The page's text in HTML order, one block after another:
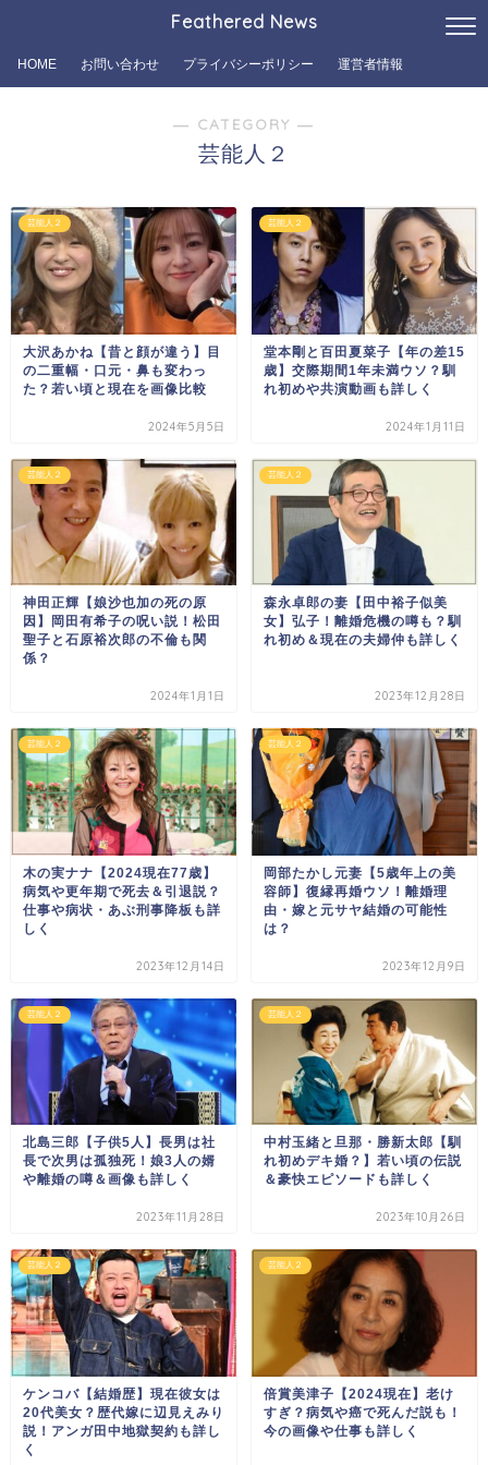
Feathered News
HOME お問い合わせ プライバシーポリシー 運営者情報
― CATEGORY ―
芸能人２
芸能人２
大沢あかね【昔と顔が違う】目
の二重幅・口元・鼻も変わっ
た？若い頃と現在を画像比較
2024年5月5日
芸能人２
堂本剛と百田夏菜子【年の差15
歳】交際期間1年未満ウソ？馴
れ初めや共演動画も詳しく
2024年1月11日
芸能人２
神田正輝【娘沙也加の死の原
因】岡田有希子の呪い説！松田
聖子と石原裕次郎の不倫も関
係？
2024年1月1日
芸能人２
森永卓郎の妻【田中裕子似美
女】弘子！離婚危機の噂も？馴
れ初め＆現在の夫婦仲も詳しく
2023年12月28日
芸能人２
木の実ナナ【2024現在77歳】
病気や更年期で死去＆引退説？
仕事や病状・あぶ刑事降板も詳
しく
2023年12月14日
芸能人２
岡部たかし元妻【5歳年上の美
容師】復縁再婚ウソ！離婚理
由・嫁と元サヤ結婚の可能性
は？
2023年12月9日
芸能人２
北島三郎【子供5人】長男は社
長で次男は孤独死！娘3人の婿
や離婚の噂＆画像も詳しく
2023年11月28日
芸能人２
中村玉緒と旦那・勝新太郎【馴
れ初めデキ婚？】若い頃の伝説
＆豪快エピソードも詳しく
2023年10月26日
芸能人２
ケンコバ【結婚歴】現在彼女は
20代美女？歴代嫁に辺見えみり
説！アンガ田中地獄契約も詳し
く
芸能人２
倍賞美津子【2024現在】老け
すぎ？病気や癌で死んだ説も！
今の画像や仕事も詳しく